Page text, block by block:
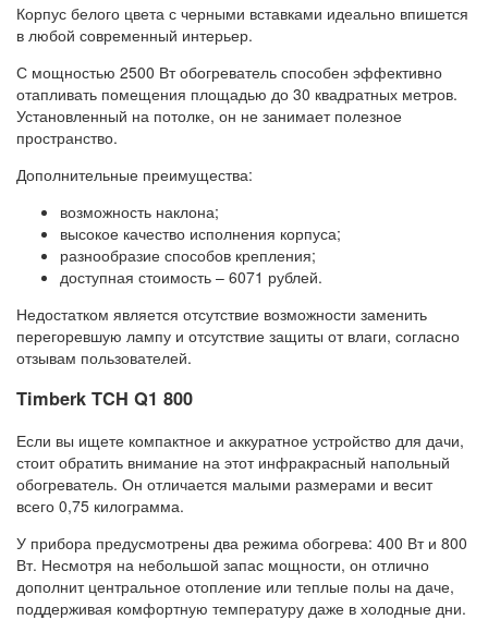
Корпус белого цвета с черными вставками идеально впишется
в любой современный интерьер.
С мощностью 2500 Вт обогреватель способен эффективно
отапливать помещения площадью до 30 квадратных метров.
Установленный на потолке, он не занимает полезное
пространство.
Дополнительные преимущества:
возможность наклона;
высокое качество исполнения корпуса;
разнообразие способов крепления;
доступная стоимость – 6071 рублей.
Недостатком является отсутствие возможности заменить
перегоревшую лампу и отсутствие защиты от влаги, согласно
отзывам пользователей.
Timberk TCH Q1 800
Если вы ищете компактное и аккуратное устройство для дачи,
стоит обратить внимание на этот инфракрасный напольный
обогреватель. Он отличается малыми размерами и весит
всего 0,75 килограмма.
У прибора предусмотрены два режима обогрева: 400 Вт и 800
Вт. Несмотря на небольшой запас мощности, он отлично
дополнит центральное отопление или теплые полы на даче,
поддерживая комфортную температуру даже в холодные дни.